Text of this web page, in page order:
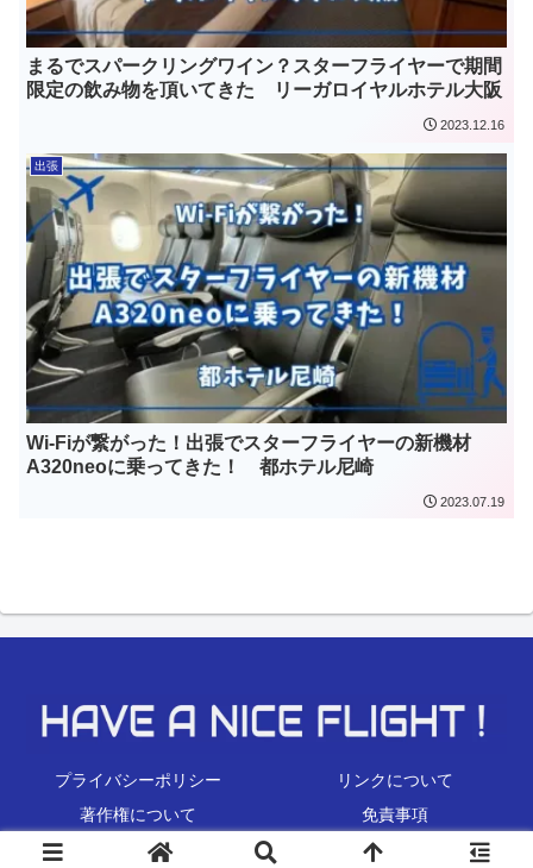
まるでスパークリングワイン？スターフライヤーで期間
限定の飲み物を頂いてきた リーガロイヤルホテル大阪
2023.12.16
出張
Wi-Fiが繋がった！出張でスターフライヤーの新機材
A320neoに乗ってきた！ 都ホテル尼崎
2023.07.19
プライバシーポリシー
リンクについて
著作権について
免責事項
Copyright © 2022 HAVE A NICE FLIGHT ! All Rights Reserved.